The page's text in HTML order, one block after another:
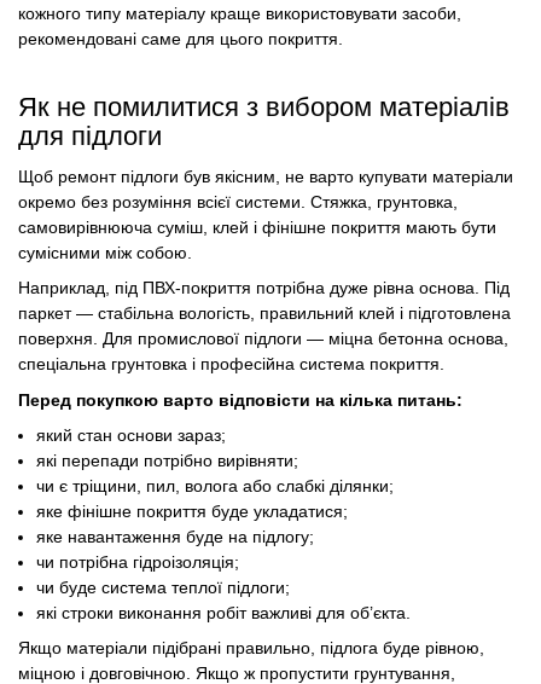
кожного типу матеріалу краще використовувати засоби,
рекомендовані саме для цього покриття.
Як не помилитися з вибором матеріалів
для підлоги
Щоб ремонт підлоги був якісним, не варто купувати матеріали
окремо без розуміння всієї системи. Стяжка, грунтовка,
самовирівнююча суміш, клей і фінішне покриття мають бути
сумісними між собою.
Наприклад, під ПВХ-покриття потрібна дуже рівна основа. Під
паркет — стабільна вологість, правильний клей і підготовлена
поверхня. Для промислової підлоги — міцна бетонна основа,
спеціальна грунтовка і професійна система покриття.
Перед покупкою варто відповісти на кілька питань:
який стан основи зараз;
які перепади потрібно вирівняти;
чи є тріщини, пил, волога або слабкі ділянки;
яке фінішне покриття буде укладатися;
яке навантаження буде на підлогу;
чи потрібна гідроізоляція;
чи буде система теплої підлоги;
які строки виконання робіт важливі для об’єкта.
Якщо матеріали підібрані правильно, підлога буде рівною,
міцною і довговічною. Якщо ж пропустити грунтування,